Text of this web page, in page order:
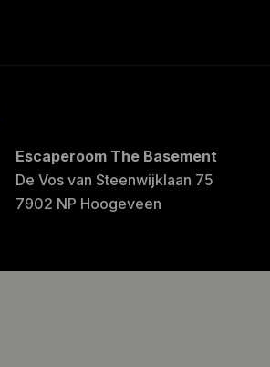
Escaperoom The Basement
De Vos van Steenwijklaan 75
7902 NP Hoogeveen